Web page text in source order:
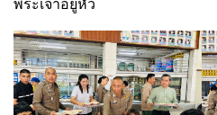
พระเจ้าอยู่หัว